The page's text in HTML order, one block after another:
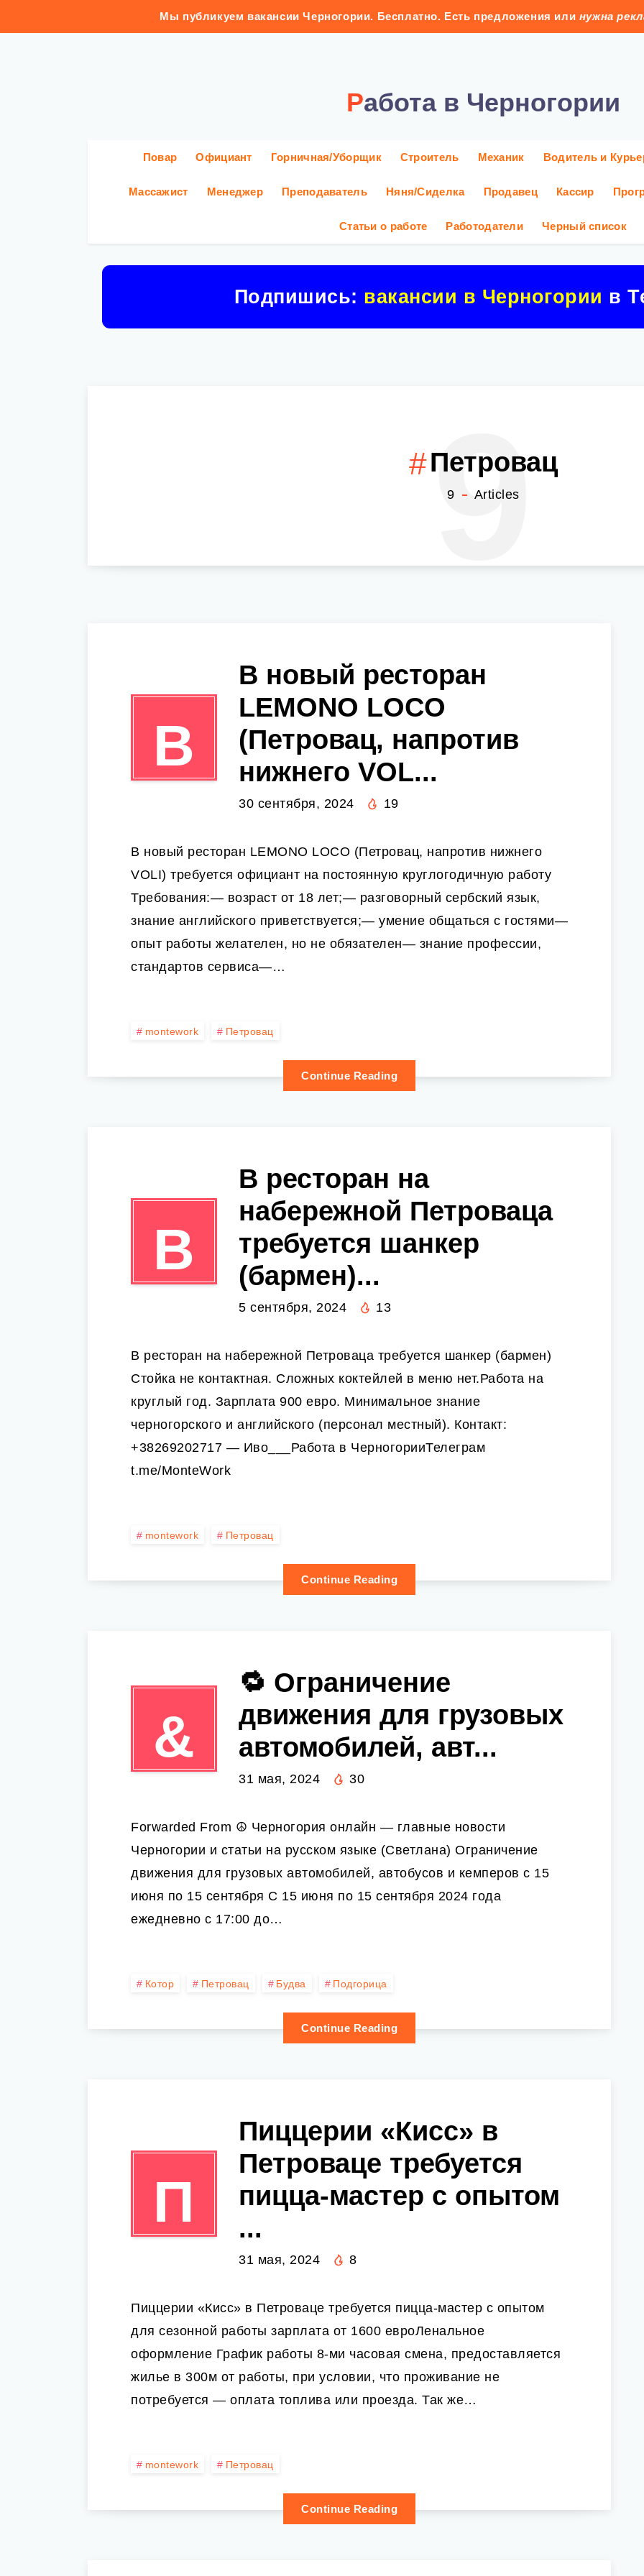
Мы публикуем вакансии Черногории. Бесплатно. Есть предложения или нужна
Работа в Черногории
Повар Официант Горничная/Уборщик Строитель Механик Водитель и
Массажист Менеджер Преподаватель Няня/Сиделка Продавец Кассир
Статьи о работе Работодатели Черный список
Подпишись: вакансии в Черногории в
Петровац
9 Articles
9
В
В новый ресторан
LEMONO LOCO
(Петровац, напротив
нижнего VOL...
30 сентября, 2024 19
В новый ресторан LEMONO LOCO (Петровац, напротив нижнего
VOLI) требуется официант на постоянную круглогодичную работу
Требования:— возраст от 18 лет;— разговорный сербский язык,
знание английского приветствуется;— умение общаться с гостями—
опыт работы желателен, но не обязателен— знание профессии,
стандартов сервиса—…
montework Петровац
Continue Reading
В
В ресторан на
набережной Петроваца
требуется шанкер
(бармен)...
5 сентября, 2024 13
В ресторан на набережной Петроваца требуется шанкер (бармен)
Стойка не контактная. Сложных коктейлей в меню нет.Работа на
круглый год. Зарплата 900 евро. Минимальное знание
черногорского и английского (персонал местный). Контакт:
+38269202717 — Иво___Работа в ЧерногорииТелеграм
t.me/MonteWork
montework Петровац
Continue Reading
&
🔁 Ограничение
движения для грузовых
автомобилей, авт...
31 мая, 2024 30
Forwarded From ☮️ Черногория онлайн — главные новости
Черногории и статьи на русском языке (Светлана) Ограничение
движения для грузовых автомобилей, автобусов и кемперов с 15
июня по 15 сентября С 15 июня по 15 сентября 2024 года
ежедневно с 17:00 до…
Котор Петровац Будва Подгорица
Continue Reading
П
Пиццерии «Кисс» в
Петроваце требуется
пицца-мастер с опытом
...
31 мая, 2024 8
Пиццерии «Кисс» в Петроваце требуется пицца-мастер с опытом
для сезонной работы зарплата от 1600 евроЛенальное
оформление График работы 8-ми часовая смена, предоставляется
жилье в 300м от работы, при условии, что проживание не
потребуется — оплата топлива или проезда. Так же…
montework Петровац
Continue Reading